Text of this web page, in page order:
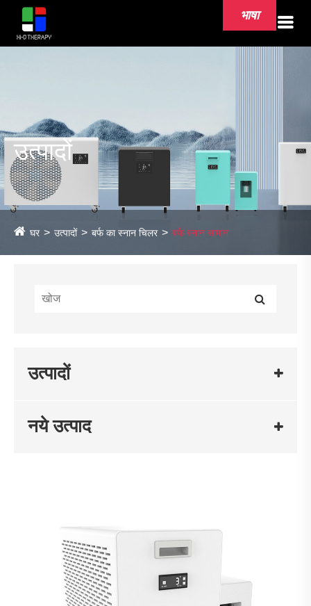
भाषा
उत्पादों
घर उत्पादों बर्फ का स्नान चिलर बर्फ स्नान सामान
उत्पादों
नये उत्पाद